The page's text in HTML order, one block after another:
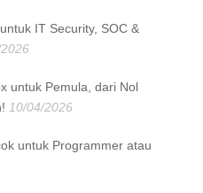
IT Security, SOC &
untuk Pemula, dari Nol
10/04/2026
untuk Programmer atau